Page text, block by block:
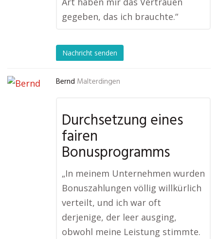
gegeben, das ich brauchte.“
Nachricht senden
Bernd Malterdingen
Durchsetzung eines
fairen
Bonusprogramms
„In meinem Unternehmen wurden
Bonuszahlungen völlig willkürlich
verteilt, und ich war oft
derjenige, der leer ausging,
obwohl meine Leistung stimmte.